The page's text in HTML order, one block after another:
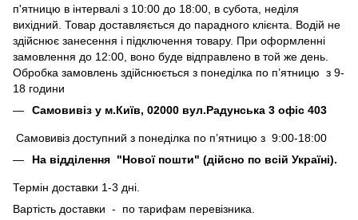
п'ятницю в інтервалі з 10:00 до 18:00, в субота, неділя
вихідний. Товар доставляється до парадного клієнта. Водій не
здійснює занесення і підключення товару. При оформленні
замовлення до 12:00, воно буде відправлено в той же день.
Обробка замовлень здійснюється з понеділка по п’ятницю з 9-
18 години
Самовивіз у м.Київ, 02000 вул.Радунська 3 офіс 403
Самовивіз доступний з понеділка по п’ятницю з 9:00-18:00
На відділення "Нової пошти" (дійсно по всій Україні).
Термін доставки 1-3 дні.
Вартість доставки - по тарифам перевізника.